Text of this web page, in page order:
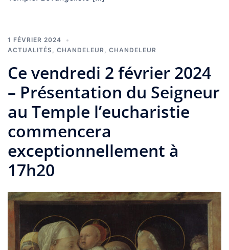
1 FÉVRIER 2024
ACTUALITÉS, CHANDELEUR, CHANDELEUR
Ce vendredi 2 février 2024
– Présentation du Seigneur
au Temple l’eucharistie
commencera
exceptionnellement à
17h20